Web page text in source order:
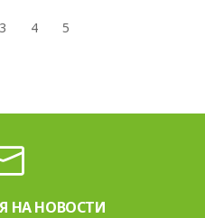
3 4 5
НА НОВОСТИ